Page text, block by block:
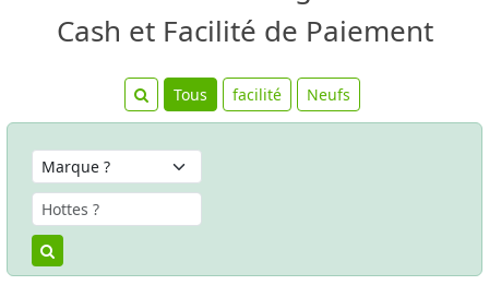
Cash et Facilité de Paiement
Tous facilité Neufs